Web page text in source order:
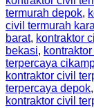
termurah depok,
civil termurah
barat, kontraktor
bekasi,
terpercaya
kontraktor civil
terpercaya depok,
kontraktor civil